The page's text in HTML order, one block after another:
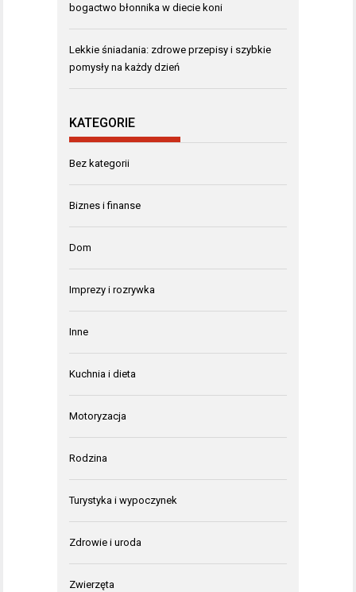
bogactwo błonnika w diecie koni
Lekkie śniadania: zdrowe przepisy i szybkie
pomysły na każdy dzień
KATEGORIE
Bez kategorii
Biznes i finanse
Dom
Imprezy i rozrywka
Inne
Kuchnia i dieta
Motoryzacja
Rodzina
Turystyka i wypoczynek
Zdrowie i uroda
Zwierzęta